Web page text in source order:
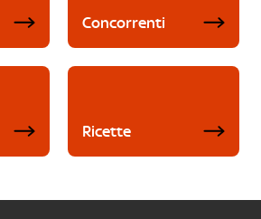
Concorrenti
Ricette